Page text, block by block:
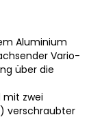
Aluminium
Vario-
über die
mit zwei
verschraubter